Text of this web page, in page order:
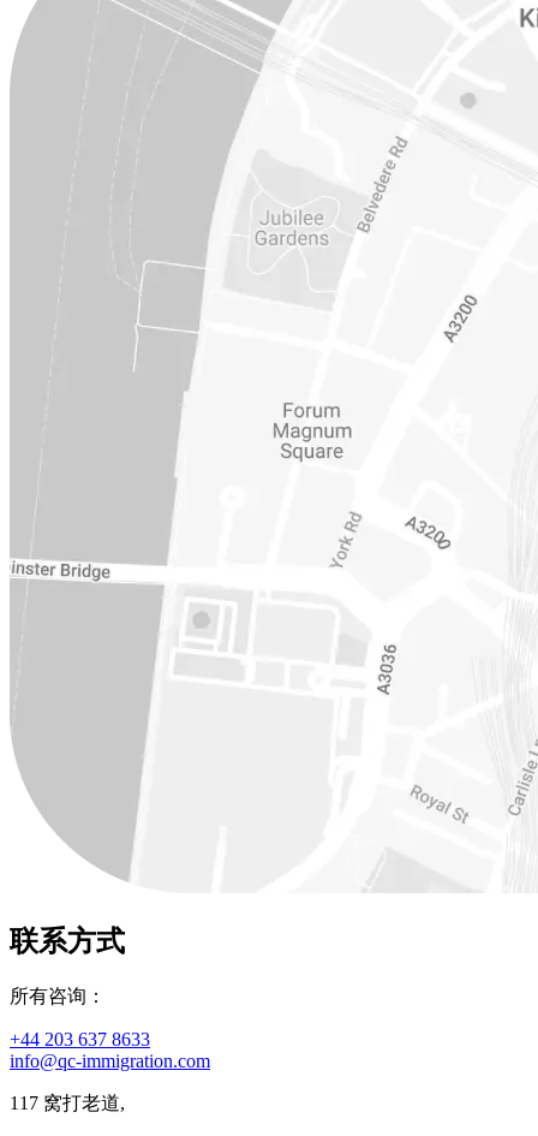
联系方式
所有咨询：
+44 203 637 8633
info@qc-immigration.com
117 窝打老道,